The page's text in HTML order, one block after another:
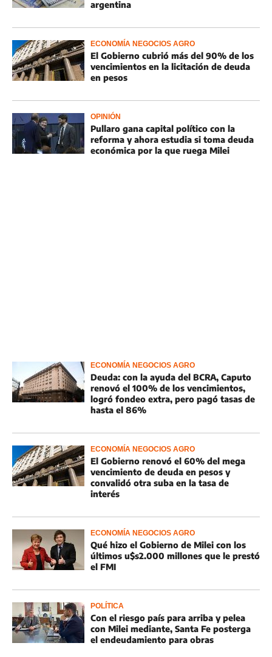
argentina
ECONOMÍA NEGOCIOS AGRO
El Gobierno cubrió más del 90% de los
vencimientos en la licitación de deuda
en pesos
OPINIÓN
Pullaro gana capital político con la
reforma y ahora estudia si toma deuda
económica por la que ruega Milei
ECONOMÍA NEGOCIOS AGRO
Deuda: con la ayuda del BCRA, Caputo
renovó el 100% de los vencimientos,
logró fondeo extra, pero pagó tasas de
hasta el 86%
ECONOMÍA NEGOCIOS AGRO
El Gobierno renovó el 60% del mega
vencimiento de deuda en pesos y
convalidó otra suba en la tasa de
interés
ECONOMÍA NEGOCIOS AGRO
Qué hizo el Gobierno de Milei con los
últimos u$s2.000 millones que le prestó
el FMI
POLÍTICA
Con el riesgo país para arriba y pelea
con Milei mediante, Santa Fe posterga
el endeudamiento para obras